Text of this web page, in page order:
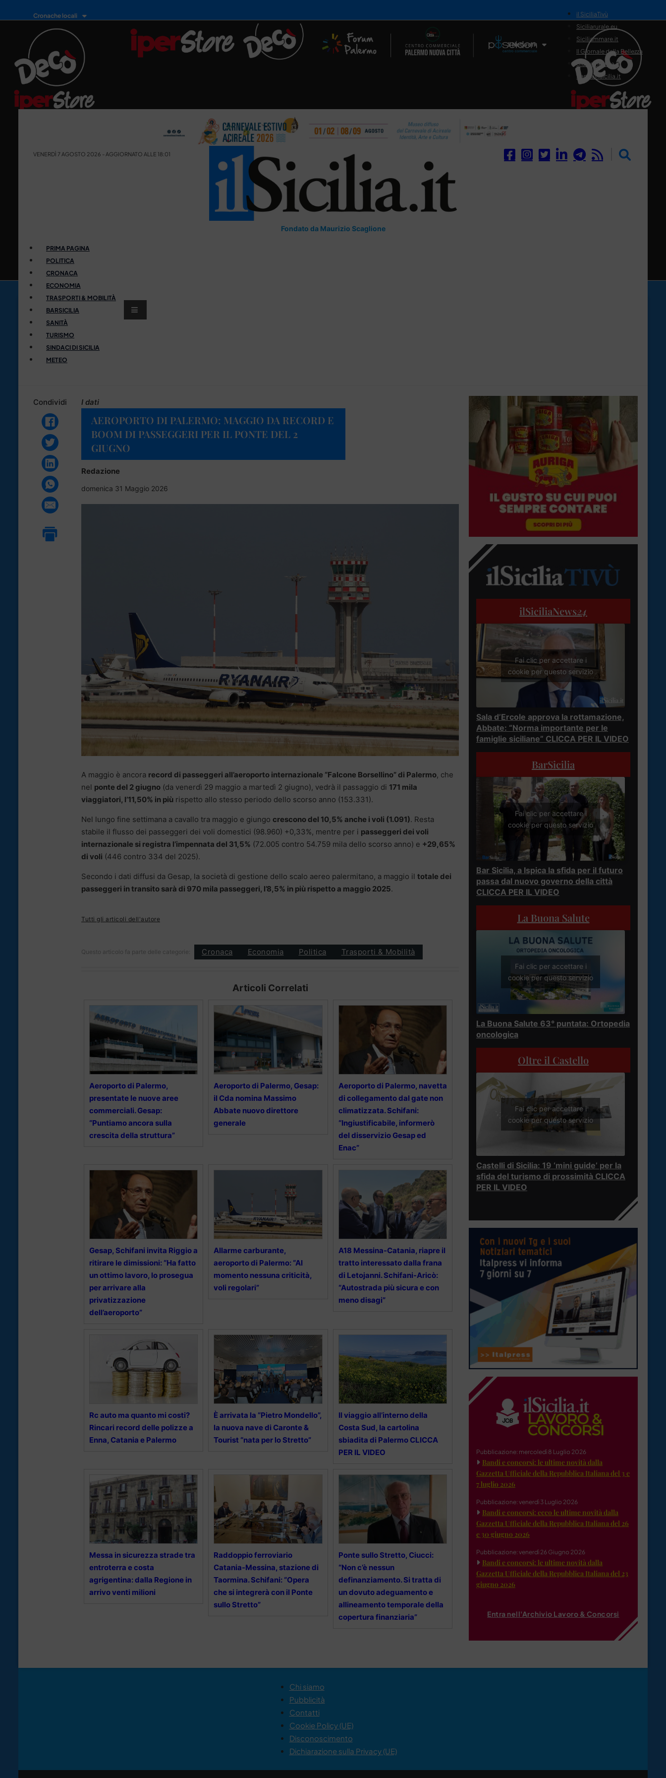
Cronache locali
Il Network
il SiciliaTivù
Siciliarurale.eu
Siciliammare.it
Il Giornale della Bellezza
Siciliamedica.it
Sanitainsicilia.it
VENERDÌ 7 AGOSTO 2026 - AGGIORNATO ALLE 18:01
Fondato da Maurizio Scaglione
PRIMA PAGINA
POLITICA
CRONACA
ECONOMIA
TRASPORTI & MOBILITÀ
BARSICILIA
SANITÀ
TURISMO
SINDACI DI SICILIA
METEO
Condividi I dati
AEROPORTO DI PALERMO: MAGGIO DA RECORD E
BOOM DI PASSEGGERI PER IL PONTE DEL 2
GIUGNO
Redazione
domenica 31 Maggio 2026
A maggio è ancora record di passeggeri all’aeroporto internazionale “Falcone Borsellino” di Palermo, che
nel ponte del 2 giugno (da venerdì 29 maggio a martedì 2 giugno), vedrà il passaggio di 171 mila
viaggiatori, l’11,50% in più rispetto allo stesso periodo dello scorso anno (153.331).
Nel lungo fine settimana a cavallo tra maggio e giungo crescono del 10,5% anche i voli (1.091). Resta
stabile il flusso dei passeggeri dei voli domestici (98.960) +0,33%, mentre per i passeggeri dei voli
internazionale si registra l’impennata del 31,5% (72.005 contro 54.759 mila dello scorso anno) e +29,65%
di voli (446 contro 334 del 2025).
Secondo i dati diffusi da Gesap, la società di gestione dello scalo aereo palermitano, a maggio il totale dei
passeggeri in transito sarà di 970 mila passeggeri, l’8,5% in più rispetto a maggio 2025.
Tutti gli articoli dell'autore
Questo articolo fa parte delle categorie: Cronaca Economia Politica Trasporti & Mobilità
Articoli Correlati
Aeroporto di Palermo,
presentate le nuove aree
commerciali. Gesap:
“Puntiamo ancora sulla
crescita della struttura”
Aeroporto di Palermo, Gesap:
il Cda nomina Massimo
Abbate nuovo direttore
generale
Aeroporto di Palermo, navetta
di collegamento dal gate non
climatizzata. Schifani:
“Ingiustificabile, informerò
del disservizio Gesap ed
Enac”
Gesap, Schifani invita Riggio a
ritirare le dimissioni: “Ha fatto
un ottimo lavoro, lo prosegua
per arrivare alla
privatizzazione
dell’aeroporto”
Allarme carburante,
aeroporto di Palermo: “Al
momento nessuna criticità,
voli regolari”
A18 Messina-Catania, riapre il
tratto interessato dalla frana
di Letojanni. Schifani-Aricò:
“Autostrada più sicura e con
meno disagi”
Rc auto ma quanto mi costi?
Rincari record delle polizze a
Enna, Catania e Palermo
È arrivata la “Pietro Mondello”,
la nuova nave di Caronte &
Tourist “nata per lo Stretto”
Il viaggio all’interno della
Costa Sud, la cartolina
sbiadita di Palermo CLICCA
PER IL VIDEO
Messa in sicurezza strade tra
entroterra e costa
agrigentina: dalla Regione in
arrivo venti milioni
Raddoppio ferroviario
Catania-Messina, stazione di
Taormina. Schifani: “Opera
che si integrerà con il Ponte
sullo Stretto”
Ponte sullo Stretto, Ciucci:
“Non c’è nessun
definanziamento. Si tratta di
un dovuto adeguamento e
allineamento temporale della
copertura finanziaria”
ilSiciliaNews24
Fai clic per accettare i
cookie per questo servizio
Sala d’Ercole approva la rottamazione,
Abbate: “Norma importante per le
famiglie siciliane” CLICCA PER IL VIDEO
BarSicilia
Fai clic per accettare i
cookie per questo servizio
Bar Sicilia, a Ispica la sfida per il futuro
passa dal nuovo governo della città
CLICCA PER IL VIDEO
La Buona Salute
Fai clic per accettare i
cookie per questo servizio
La Buona Salute 63° puntata: Ortopedia
oncologica
Oltre il Castello
Fai clic per accettare i
cookie per questo servizio
Castelli di Sicilia: 19 ‘mini guide’ per la
sfida del turismo di prossimità CLICCA
PER IL VIDEO
Pubblicazione: mercoledì 8 Luglio 2026
Bandi e concorsi: le ultime novità dalla
Gazzetta Ufficiale della Repubblica Italiana del 3 e
7 luglio 2026
Pubblicazione: venerdì 3 Luglio 2026
Bandi e concorsi: ecco le ultime novità dalla
Gazzetta Ufficiale della Repubblica Italiana del 26
e 30 giugno 2026
Pubblicazione: venerdì 26 Giugno 2026
Bandi e concorsi: le ultime novità dalla
Gazzetta Ufficiale della Repubblica Italiana del 23
giugno 2026
Entra nell'Archivio Lavoro & Concorsi
Chi siamo
Pubblicità
Contatti
Cookie Policy (UE)
Disconoscimento
Dichiarazione sulla Privacy (UE)